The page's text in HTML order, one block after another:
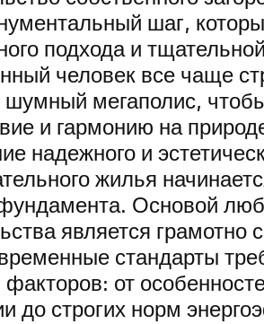
шаг,
подхода и
человек все чаще
шумный мегаполис,
и гармонию на
надежного и
жилья
Основой
является грамотно
стандарты
факторов: от
до строгих норм